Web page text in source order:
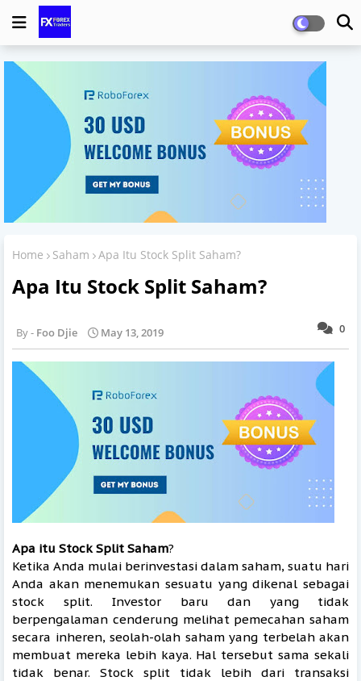
Home Saham Apa Itu Stock Split Saham?
Apa Itu Stock Split Saham?
0
Foo Djie May 13, 2019
Apa itu Stock Split Saham?
Ketika Anda mulai berinvestasi dalam saham, suatu hari
Anda akan menemukan sesuatu yang dikenal sebagai
stock split. Investor baru dan yang tidak
berpengalaman cenderung melihat pemecahan saham
secara inheren, seolah-olah saham yang terbelah akan
membuat mereka lebih kaya. Hal tersebut sama sekali
tidak benar. Stock split tidak lebih dari transaksi